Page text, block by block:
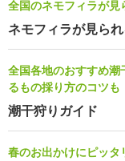
全国のネモフィラが
ネモフィラが見ら
全国各地のおすすめ
るもの採り方のコツも
潮干狩りガイド
春のお出かけにピッタ